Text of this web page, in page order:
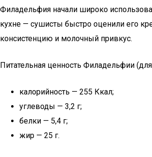
Филадельфия начали широко
кухне — сушисты быстро оценили его
консистенцию и молочный привкус.
Питательная ценность Филадельфии (для
калорийность — 255 Ккал;
углеводы — 3,2 г;
белки — 5,4 г;
жир — 25 г.